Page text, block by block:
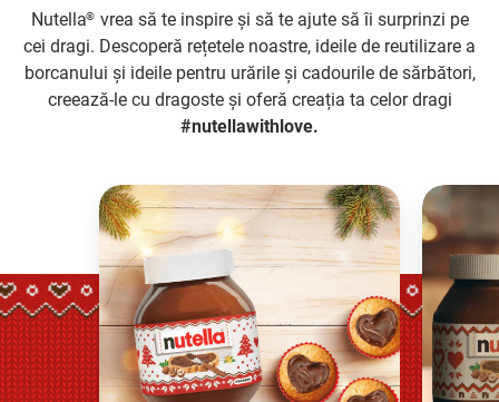
Nutella® vrea să te inspire și să te ajute să îi surprinzi pe
cei dragi. Descoperă rețetele noastre, ideile de reutilizare a
borcanului și ideile pentru urările și cadourile de sărbători,
creează-le cu dragoste și oferă creația ta celor dragi
#nutellawithlove.